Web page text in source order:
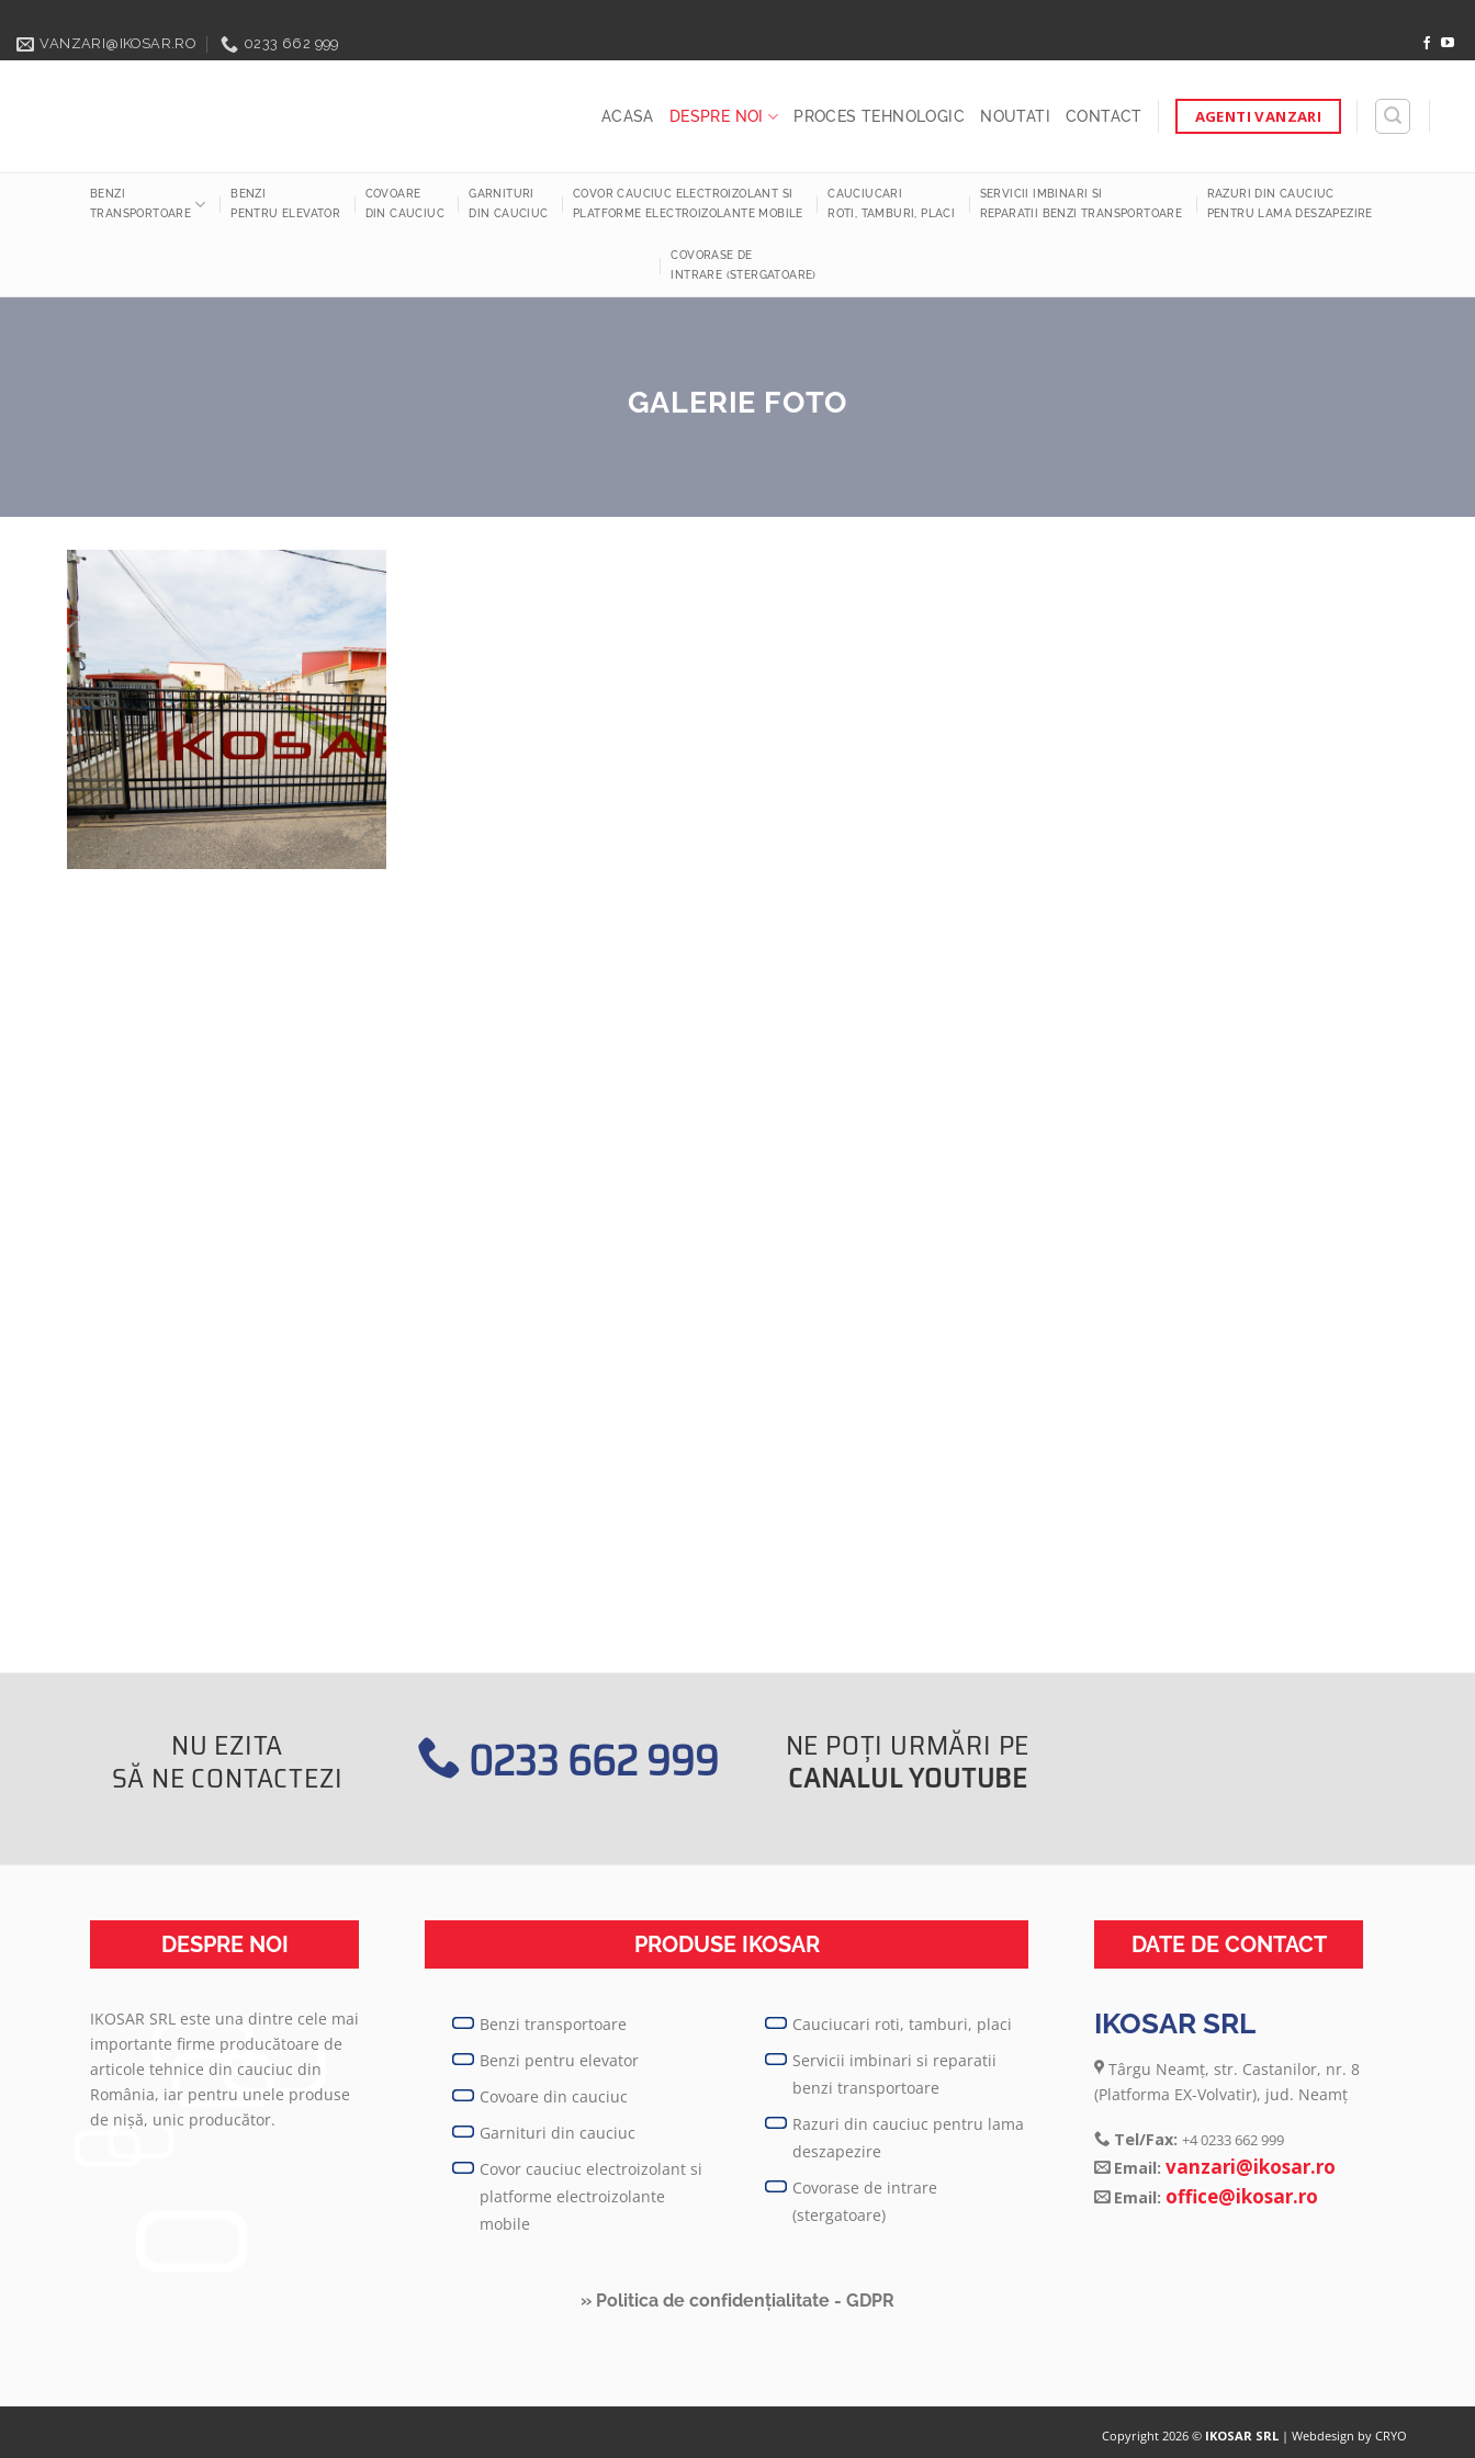
Sari
la
VANZARI@IKOSAR.RO 0233 662 999
ACASA DESPRE NOI PROCES TEHNOLOGIC NOUTATI CONTACT AGENTI VANZARI
BENZI
TRANSPORTOARE
BENZI
PENTRU ELEVATOR
COVOARE
DIN CAUCIUC
GARNITURI
DIN CAUCIUC
COVOR CAUCIUC ELECTROIZOLANT SI
PLATFORME ELECTROIZOLANTE MOBILE
CAUCIUCARI
ROTI, TAMBURI, PLACI
SERVICII IMBINARI SI
REPARATII BENZI TRANSPORTOARE
RAZURI DIN CAUCIUC
PENTRU LAMA DESZAPEZIRE
COVORASE DE
INTRARE (STERGATOARE)
GALERIE FOTO
NU EZITA
SĂ NE CONTACTEZI 0233 662 999 NE POŢI URMĂRI PE
CANALUL YOUTUBE
DESPRE NOI
IKOSAR SRL este una dintre cele mai
importante firme producătoare de
articole tehnice din cauciuc din
România, iar pentru unele produse
de nișă, unic producător.
PRODUSE IKOSAR
Benzi transportoare
Benzi pentru elevator
Covoare din cauciuc
Garnituri din cauciuc
Covor cauciuc electroizolant si
platforme electroizolante
mobile
Cauciucari roti, tamburi, placi
Servicii imbinari si reparatii
benzi transportoare
Razuri din cauciuc pentru lama
deszapezire
Covorase de intrare
(stergatoare)
DATE DE CONTACT
IKOSAR SRL
Târgu Neamţ, str. Castanilor, nr. 8
(Platforma EX-Volvatir), jud. Neamţ
Tel/Fax: +4 0233 662 999
Email: vanzari@ikosar.ro
Email: office@ikosar.ro
» Politica de confidențialitate - GDPR
Copyright 2026 © IKOSAR SRL | Webdesign by CRYO